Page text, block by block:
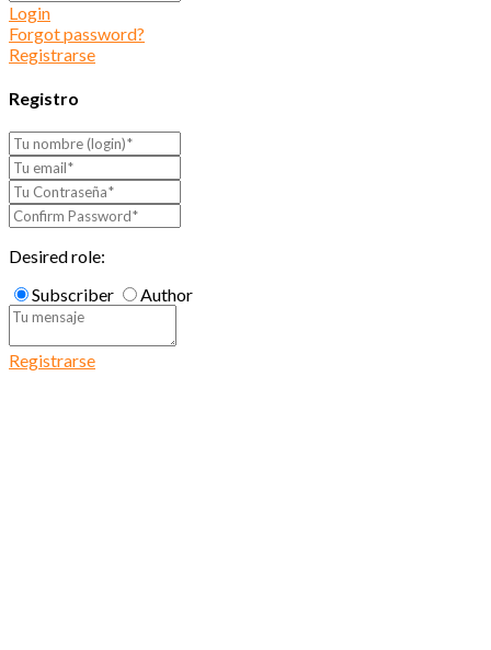
Login
Forgot password?
Registrarse
Registro
Desired role:
Subscriber
Author
Registrarse